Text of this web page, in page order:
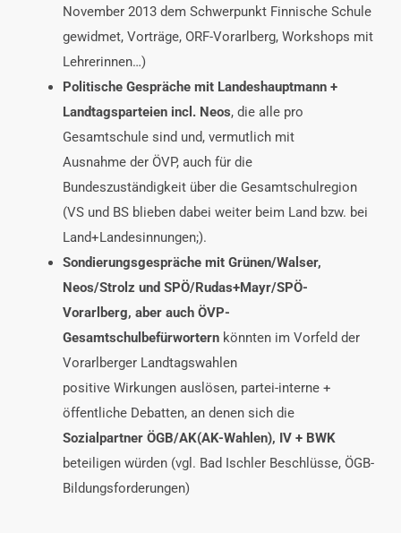
November 2013 dem Schwerpunkt Finnische Schule
gewidmet, Vorträge, ORF-Vorarlberg, Workshops mit
Lehrerinnen…)
Politische Gespräche mit Landeshauptmann +
Landtagsparteien incl. Neos, die alle pro
Gesamtschule sind und, vermutlich mit
Ausnahme der ÖVP, auch für die
Bundeszuständigkeit über die Gesamtschulregion
(VS und BS blieben dabei weiter beim Land bzw. bei
Land+Landesinnungen;).
Sondierungsgespräche mit Grünen/Walser,
Neos/Strolz und SPÖ/Rudas+Mayr/SPÖ-
Vorarlberg, aber auch ÖVP-
Gesamtschulbefürwortern könnten im Vorfeld der
Vorarlberger Landtagswahlen
positive Wirkungen auslösen, partei-interne +
öffentliche Debatten, an denen sich die
Sozialpartner ÖGB/AK(AK-Wahlen), IV + BWK
beteiligen würden (vgl. Bad Ischler Beschlüsse, ÖGB-
Bildungsforderungen)